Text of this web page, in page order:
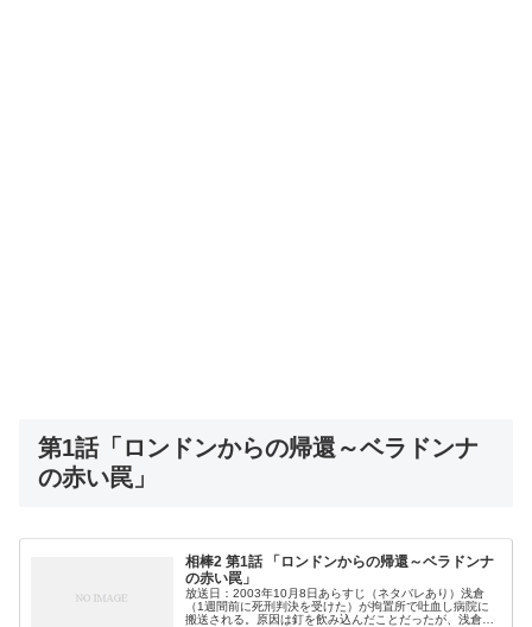
第1話「ロンドンからの帰還～ベラドンナ
の赤い罠」
相棒2 第1話 「ロンドンからの帰還～ベラドンナ
の赤い罠」
放送日：2003年10月8日あらすじ（ネタバレあり）浅倉
（1週間前に死刑判決を受けた）が拘置所で吐血し病院に
搬送される。原因は釘を飲み込んだことだったが、浅倉は